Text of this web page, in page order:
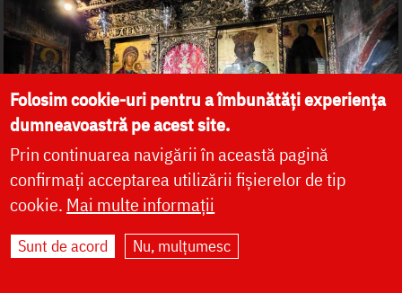
Folosim cookie-uri pentru a îmbunătăți experiența
dumneavoastră pe acest site.
Prin continuarea navigării în această pagină
confirmați acceptarea utilizării fișierelor de tip
cookie. Mai multe informații
Sunt de acord Nu, mulțumesc